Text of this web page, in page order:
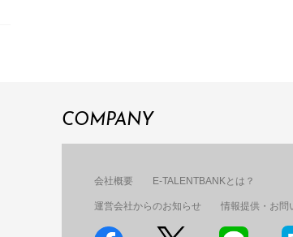
COMPANY
会社概要 E-TALENTBANKとは？
運営会社からのお知らせ 情報提供・お問